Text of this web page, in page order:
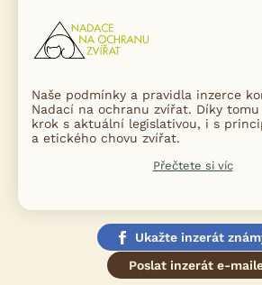
Naše podmínky a pravidla inzerce
Nadací na ochranu zvířat. Díky
krok s aktuální legislativou, i s
a etického chovu zvířat.
Přečtete si víc
Ukažte inzerát
Poslat inzerát e-